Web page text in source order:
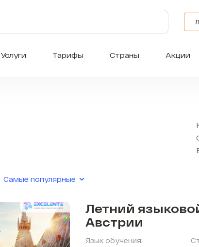
Услуги Тарифы Страны Акции
Самые популярные
Летний
Австрии
Язык обучения: